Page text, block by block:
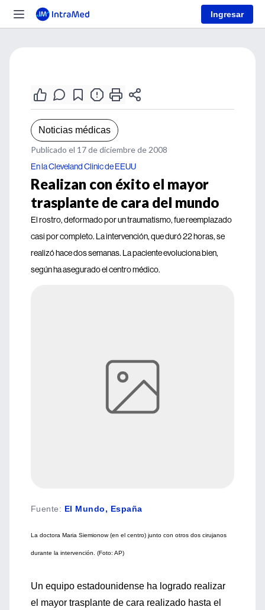
Ingresar
Noticias médicas
Publicado el 17 de diciembre de 2008
En la Cleveland Clinic de EEUU
Realizan con éxito el mayor
trasplante de cara del mundo
El rostro, deformado por un traumatismo, fue reemplazado
casi por completo. La intervención, que duró 22 horas, se
realizó hace dos semanas. La paciente evoluciona bien,
según ha asegurado el centro médico.
Fuente: El Mundo, España
La doctora Maria Siemionow (en el centro) junto con otros dos cirujanos
durante la intervención. (Foto: AP)
Un equipo estadounidense ha logrado realizar
el mayor trasplante de cara realizado hasta el